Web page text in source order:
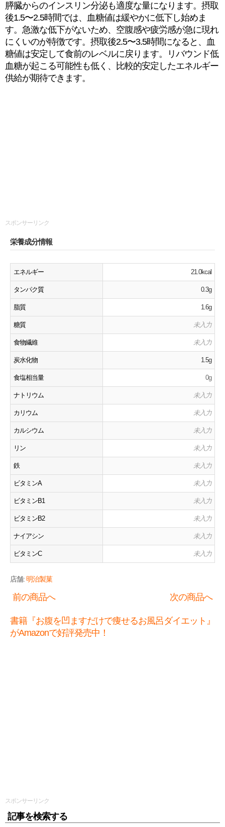
膵臓からのインスリン分泌も適度な量になります。摂取
後1.5〜2.5時間では、血糖値は緩やかに低下し始めま
す。急激な低下がないため、空腹感や疲労感が急に現れ
にくいのが特徴です。摂取後2.5〜3.5時間になると、血
糖値は安定して食前のレベルに戻ります。リバウンド低
血糖が起こる可能性も低く、比較的安定したエネルギー
供給が期待できます。
スポンサーリンク
栄養成分情報
エネルギー 21.0kcal
タンパク質 0.3g
脂質 1.6g
糖質 未入力
食物繊維 未入力
炭水化物 1.5g
食塩相当量 0g
ナトリウム 未入力
カリウム 未入力
カルシウム 未入力
リン 未入力
鉄 未入力
ビタミンA 未入力
ビタミンB1 未入力
ビタミンB2 未入力
ナイアシン 未入力
ビタミンC 未入力
店舗: 明治製菓
前の商品へ 次の商品へ
書籍『お腹を凹ますだけで痩せるお風呂ダイエット』
がAmazonで好評発売中！
スポンサーリンク
記事を検索する